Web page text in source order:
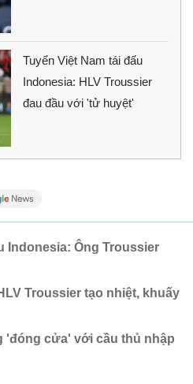
Tuyển Việt Nam tái đấu
Indonesia: HLV Troussier
đau đầu với 'tử huyệt'
Indonesia: Ông Troussier
Troussier tạo nhiệt, khuấy
'đóng cửa' với cầu thủ nhập